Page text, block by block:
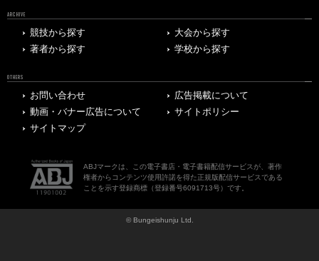
ARCHIVE
競技から探す
大会から探す
著者から探す
学校から探す
OTHERS
お問い合わせ
広告掲載について
動画・バナー広告について
サイトポリシー
サイトマップ
ABJマークは、この電子書店・電子書籍配信サービスが、著作
権者からコンテンツ使用許諾を得た正規版配信サービスである
ことを示す登録商標（登録番号6091713号）です。
© Bungeishunju Ltd.